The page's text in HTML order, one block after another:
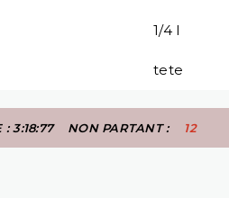
1/4 l
tete
: 3:18:77 NON PARTANT : 12